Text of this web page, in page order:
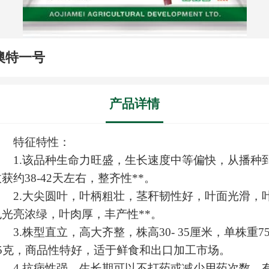
特一号
产品详情
征特性：
品种生命力旺盛，生长速度中等偏快，从播种
约38-42天左右，整齐性**。
尖圆叶，叶柄粗壮，茎秆韧性好，叶面光滑，
亮浓绿，叶肉厚，丰产性**。
型直立，高大齐整，株高30- 35厘米，单株重
克，商品性特好，适于鲜食和出口加工市场。